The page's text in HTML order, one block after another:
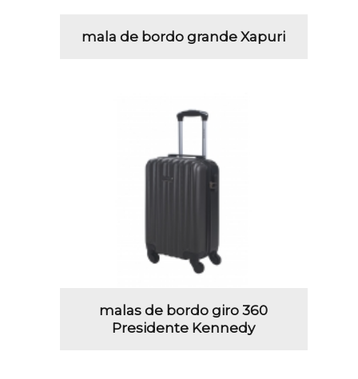
mala de bordo grande Xapuri
malas de bordo giro 360
Presidente Kennedy